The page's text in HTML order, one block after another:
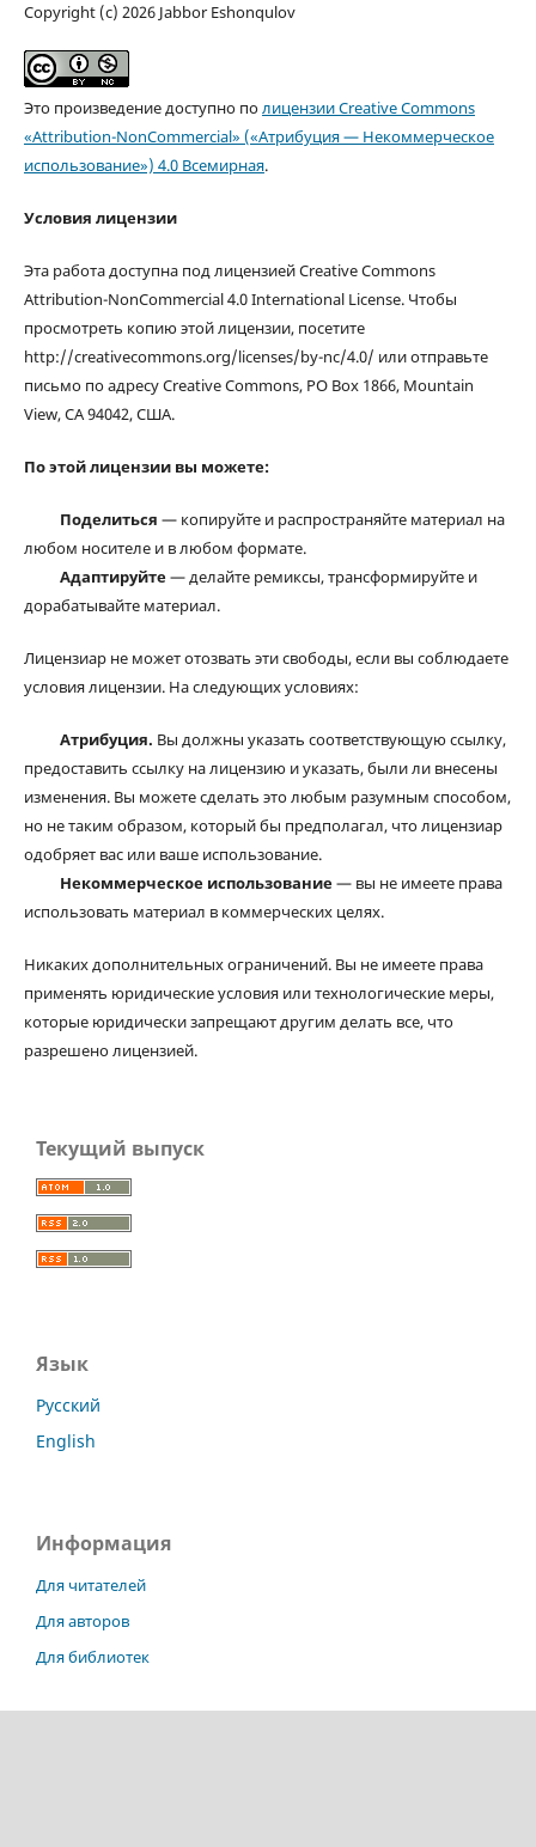
Copyright (c) 2026 Jabbor Eshonqulov
Это произведение доступно полицензии Creative Commons
«Attribution-NonCommercial» («Атрибуция — Некоммерческое
использование») 4.0 Всемирная.
Условия лицензии
Эта работа доступна под лицензией Creative Commons
Attribution-NonCommercial 4.0 International License. Чтобы
просмотреть копию этой лицензии, посетите
http://creativecommons.org/licenses/by-nc/4.0/ или отправьте
письмо по адресу Creative Commons, PO Box 1866, Mountain
View, CA 94042, США.
По этой лицензии вы можете:
Поделиться — копируйте и распространяйте материал на
любом носителе и в любом формате.
Адаптируйте— делайте ремиксы, трансформируйте и
дорабатывайте материал.
Лицензиар не может отозвать эти свободы, если вы соблюдаете
условия лицензии. На следующих условиях:
Атрибуция. Вы должны указать соответствующую ссылку,
предоставить ссылку на лицензию и указать, были ли внесены
изменения. Вы можете сделать это любым разумным способом,
но не таким образом, который бы предполагал, что лицензиар
одобряет вас или ваше использование.
Некоммерческое использование— вы не имеете права
использовать материал в коммерческих целях.
Никаких дополнительных ограничений. Вы не имеете права
применять юридические условия или технологические меры,
которые юридически запрещают другим делать все, что
разрешено лицензией.
Текущий выпуск
Язык
Русский
English
Информация
Для читателей
Для авторов
Для библиотек